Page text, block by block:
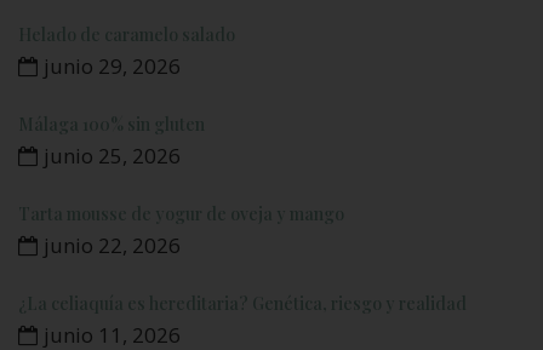
Helado de caramelo salado
junio 29, 2026
Málaga 100% sin gluten
junio 25, 2026
Tarta mousse de yogur de oveja y mango
junio 22, 2026
¿La celiaquía es hereditaria? Genética, riesgo y realidad
junio 11, 2026